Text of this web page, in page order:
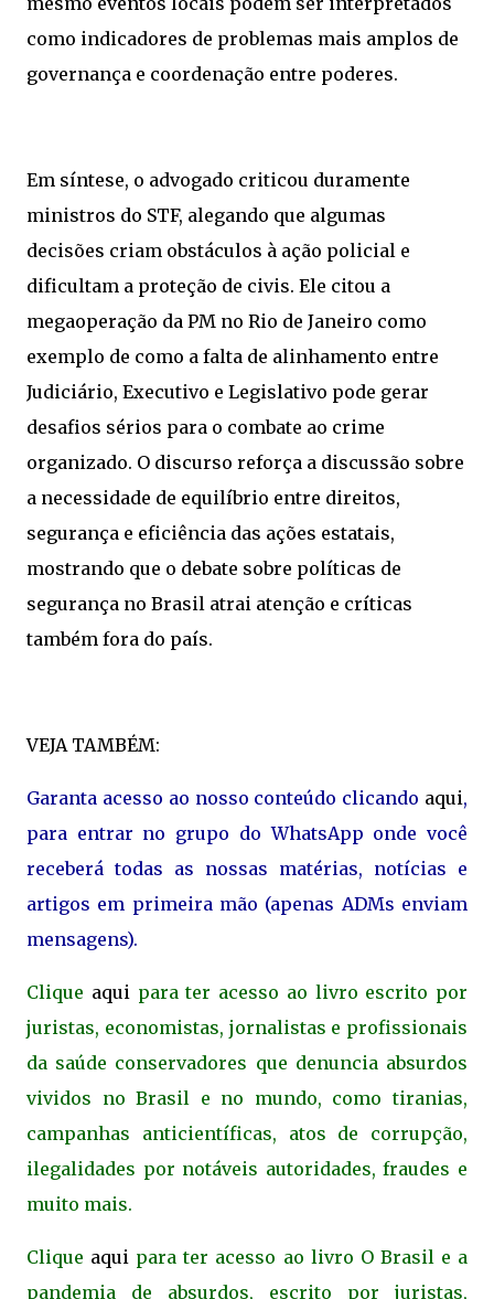
como indicadores de problemas mais amplos de
governança e coordenação entre poderes.
Em síntese, o advogado criticou duramente
ministros do STF, alegando que algumas
decisões criam obstáculos à ação policial e
dificultam a proteção de civis. Ele citou a
megaoperação da PM no Rio de Janeiro como
exemplo de como a falta de alinhamento entre
Judiciário, Executivo e Legislativo pode gerar
desafios sérios para o combate ao crime
organizado. O discurso reforça a discussão sobre
a necessidade de equilíbrio entre direitos,
segurança e eficiência das ações estatais,
mostrando que o debate sobre políticas de
segurança no Brasil atrai atenção e críticas
também fora do país.
VEJA TAMBÉM:
Garanta acesso ao nosso conteúdo clicando aqui,
para entrar no grupo do WhatsApp onde você
receberá todas as nossas matérias, notícias e
artigos em primeira mão (apenas ADMs enviam
mensagens).
Clique aquipara ter acesso ao livro escrito por
juristas, economistas, jornalistas e profissionais
da saúde conservadores que denuncia absurdos
vividos no Brasil e no mundo, como tiranias,
campanhas anticientíficas, atos de corrupção,
ilegalidades por notáveis autoridades, fraudes e
muito mais.
Clique aqui para ter acesso ao livro O Brasil e a
pandemia de absurdos, escrito por juristas,